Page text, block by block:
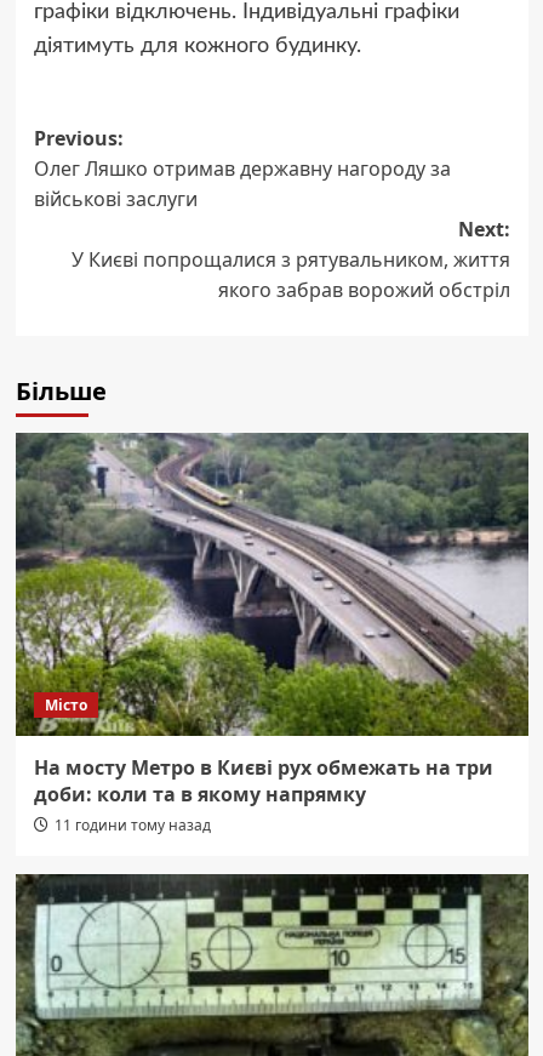
графіки відключень. Індивідуальні графіки
діятимуть для кожного будинку.
Post
navigation
Previous:
Олег Ляшко отримав державну нагороду за
військові заслуги
Next:
У Києві попрощалися з рятувальником, життя
якого забрав ворожий обстріл
Більше
Місто
На мосту Метро в Києві рух обмежать на три
доби: коли та в якому напрямку
11 години тому назад